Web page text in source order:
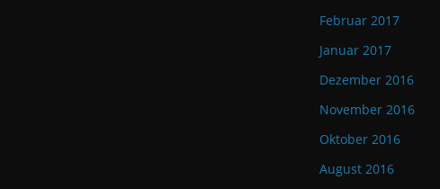
Februar 2017
Januar 2017
Dezember 2016
November 2016
Oktober 2016
August 2016